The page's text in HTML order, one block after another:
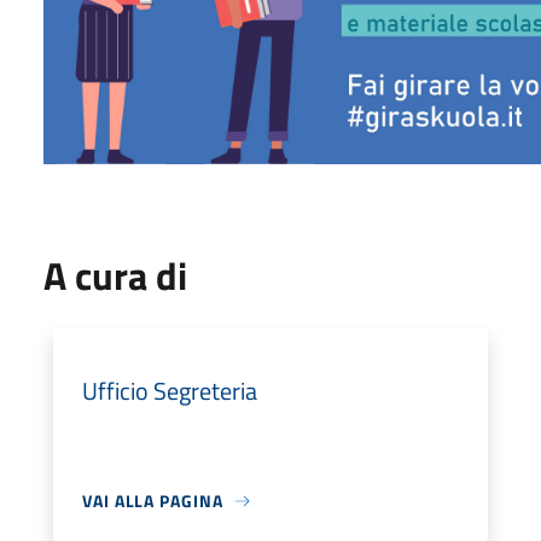
A cura di
Ufficio Segreteria
VAI ALLA PAGINA